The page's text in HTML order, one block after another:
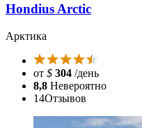
Hondius Arctic
Арктика
от $ 304 /день
8,8 Невероятно
14Отзывов